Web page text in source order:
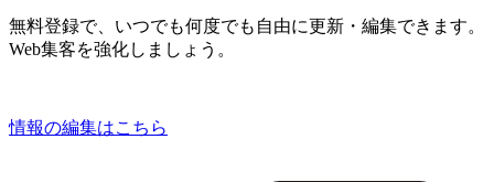
無料登録で、いつでも何度でも自由に更新・編集できます。
Web集客を強化しましょう。
情報の編集はこちら